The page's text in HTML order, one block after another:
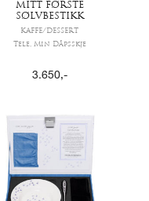
MITT FØRSTE
SØLVBESTIKK
KAFFE/DESSERT
Tele, Min Dåpsskje
3.650,-